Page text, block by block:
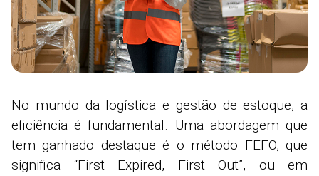
No mundo da logística e gestão de estoque, a
eficiência é fundamental. Uma abordagem que
tem ganhado destaque é o método FEFO, que
significa “First Expired, First Out”, ou em